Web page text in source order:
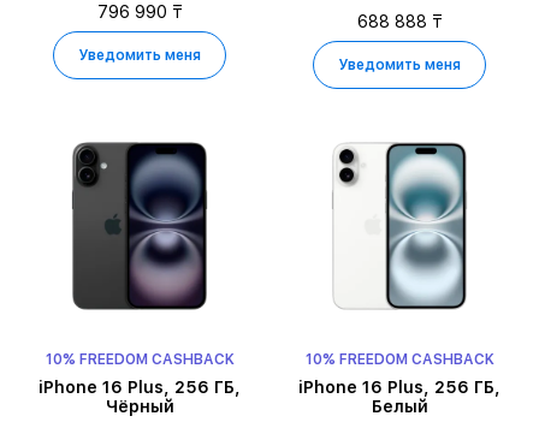
796 990 ₸
Уведомить меня
688 888 ₸
Уведомить меня
10% FREEDOM CASHBACK
iPhone 16 Plus, 256 ГБ,
Чёрный
10% FREEDOM CASHBACK
iPhone 16 Plus, 256 ГБ,
Белый